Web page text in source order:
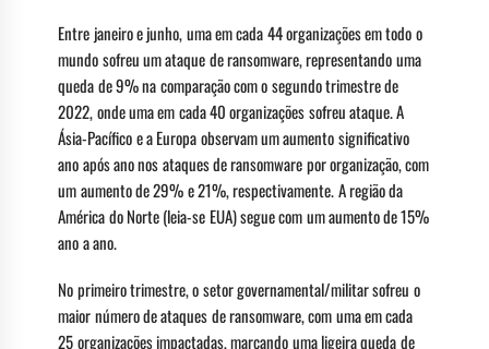
Entre janeiro e junho, uma em cada 44 organizações em todo o
mundo sofreu um ataque de ransomware, representando uma
queda de 9% na comparação com o segundo trimestre de
2022, onde uma em cada 40 organizações sofreu ataque. A
Ásia-Pacífico e a Europa observam um aumento significativo
ano após ano nos ataques de ransomware por organização, com
um aumento de 29% e 21%, respectivamente. A região da
América do Norte (leia-se EUA) segue com um aumento de 15%
ano a ano.
No primeiro trimestre, o setor governamental/militar sofreu o
maior número de ataques de ransomware, com uma em cada
25 organizações impactadas, marcando uma ligeira queda de